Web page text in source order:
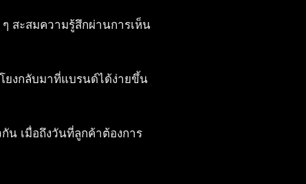
สะสมความรู้สึกผ่านการเห็น
ยงกลับมาที่แบรนด์ได้ง่ายขึ้น
น เมื่อถึงวันที่ลูกค้าต้องการ